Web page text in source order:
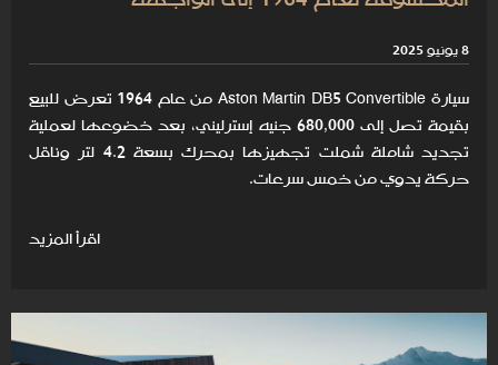
8 يونيو 2025
سيارة Aston Martin DB5 Convertible من عام 1964 تعرض للبيع
بقيمة تصل إلى 680,000 جنيه إسترليني، بعد خضوعها لعملية
تجديد شاملة شملت تجهيزها بمحرك بسعة 4.2 لتر وناقل
حركة يدوي من خمس سرعات.
اقرأ المزيد